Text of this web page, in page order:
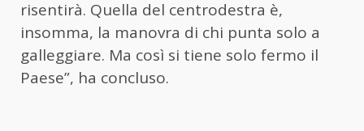
risentirà. Quella del centrodestra è,
insomma, la manovra di chi punta solo a
galleggiare. Ma così si tiene solo fermo il
Paese”, ha concluso.